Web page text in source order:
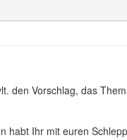
den Vorschlag, das
habt Ihr mit euren